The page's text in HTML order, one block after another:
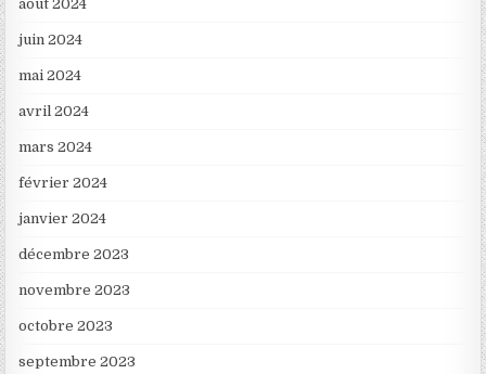
août 2024
juin 2024
mai 2024
avril 2024
mars 2024
février 2024
janvier 2024
décembre 2023
novembre 2023
octobre 2023
septembre 2023